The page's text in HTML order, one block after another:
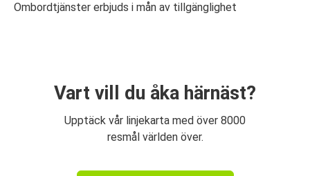
Ombordtjänster erbjuds i mån av tillgänglighet
Vart vill du åka härnäst?
Upptäck vår linjekarta med över 8000
resmål världen över.